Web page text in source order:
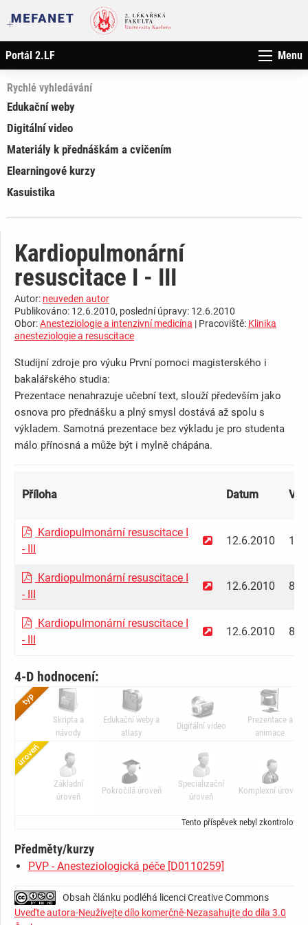
Portál 2.LF Menu
Rychlé vyhledávání
Edukační weby
Digitální video
Materiály k přednáškám a cvičením
Elearningové kurzy
Kasuistika
Kardiopulmonární
resuscitace I - III
Autor: neuveden autor
Publikováno: 12.6.2010, poslední úpravy: 12.6.2010
Obor:Anesteziologie a intenzivní medicína | Pracoviště: Klinika
anesteziologie a resuscitace
Studijní zdroje pro výuku První pomoci magisterského i
bakalářského studia:
Prezentace nenahrazuje učební text, slouží především jako
osnova pro přednášku a plný smysl dostává až spolu s
výkladem. Samotná prezentace bez výkladu je pro studenta
málo přínosná a může být i mylně chápána.
Příloha Datum
Kardiopulmonární resuscitace I
- III
12.6.2010
Kardiopulmonární resuscitace I
- III
12.6.2010
Kardiopulmonární resuscitace I
- III
12.6.2010
4-D hodnocení:
Skripta a
návody
Edukační weby a
atlasy
Digitální video
Prezentace a
animace
Základní
úroveň
Pokročilá úroveň
Specializační
úroveň
Komplexní úroveň
Tento příspěvek nebyl
Předměty/kurzy
PVP - Anesteziologická péče [D0110259]
Obsah článku podléhá licenci Creative Commons
Uveďte autora-Neužívejte dílo komerčně-Nezasahujte do díla 3.0